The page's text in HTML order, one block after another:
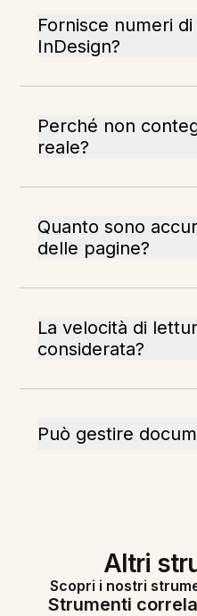
Fornisce numeri
InDesign?
Perché non
reale?
Quanto sono
delle pagine?
La velocità di
considerata?
Può gestire
Altri
Scopri i nostri
Strumenti